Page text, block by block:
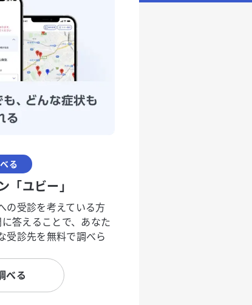
る
「ユビー」
の受診を考えている方
答えることで、あなた
受診先を無料で調べら
べる